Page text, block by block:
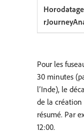
Pour les
30 minutes
l’Inde), le
de la création
résumé. Par
12:00.